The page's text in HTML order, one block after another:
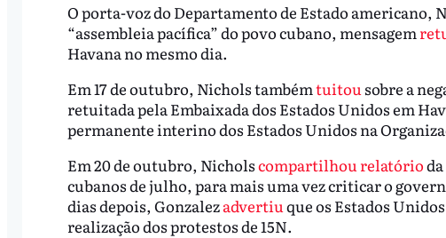
O porta-voz do Departamento de Estado americano,
“assembleia pacífica” do povo cubano, mensagem
Havana no mesmo dia.
Em 17 de outubro, Nichols tambémtuitou sobre a
retuitada pela Embaixada dos Estados Unidos em
permanente interino dos Estados Unidos na
Em 20 de outubro, Nicholscompartilhou relatório
cubanos de julho, para mais uma vez criticar o
dias depois, Gonzalezadvertiu que os Estados
realização dos protestos de 15N.